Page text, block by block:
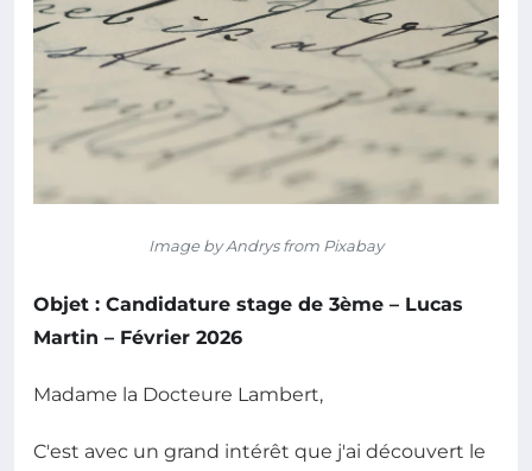
Image by Andrys from Pixabay
Objet : Candidature stage de 3ème – Lucas
Martin – Février 2026
Madame la Docteure Lambert,
C'est avec un grand intérêt que j'ai découvert le